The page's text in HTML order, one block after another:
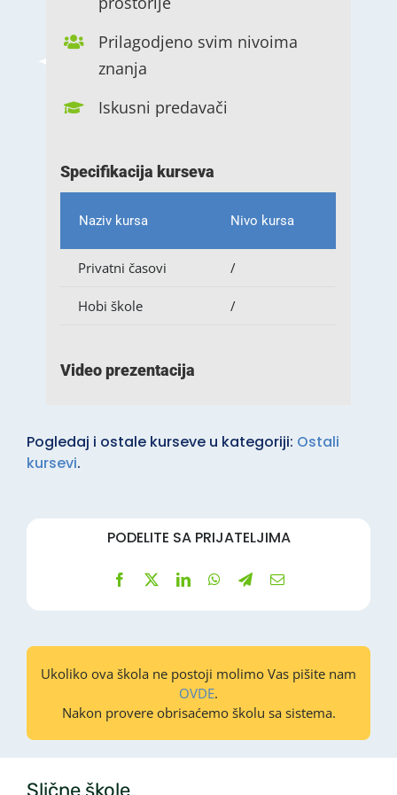
Prilagodjeno svim nivoima
znanja
Iskusni predavači
Specifikacija kurseva
Naziv kursa Nivo kursa
Privatni časovi /
Hobi škole /
Video prezentacija
Pogledaj i ostale kurseve u kategoriji: Ostali
kursevi.
PODELITE SA PRIJATELJIMA
Ukoliko ova škola ne postoji molimo Vas pišite nam
OVDE.
Nakon provere obrisaćemo školu sa sistema.
Slične škole